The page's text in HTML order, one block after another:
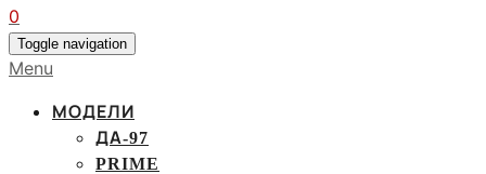
0
Toggle navigation
Menu
МОДЕЛИ
ДА-97
PRIME